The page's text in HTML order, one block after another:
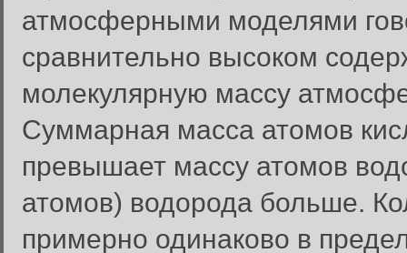
атмосферными моделями
сравнительно высоком
молекулярную массу
Суммарная масса атомов
превышает массу атомов
атомов) водорода больше.
примерно одинаково в